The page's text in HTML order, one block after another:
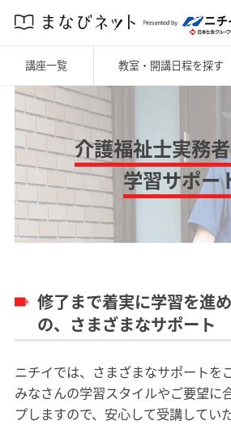
講座一覧 教室・開講日程を探す
介護福祉士実務
学習サポー
修了まで着実に学習を進
の、さまざまなサポート
ニチイでは、さまざまなサポートを
みなさんの学習スタイルやご要望に
プしますので、安心して受講してい